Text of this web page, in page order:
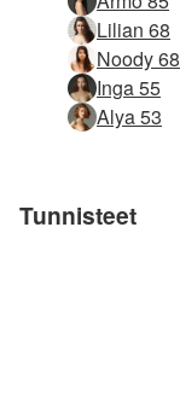
Lilian 68
Noody 68
Inga 55
Alya 53
Tunnisteet